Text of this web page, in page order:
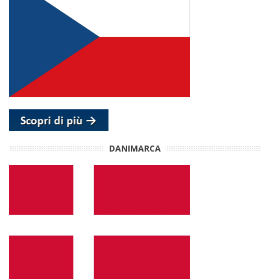
DANIMARCA